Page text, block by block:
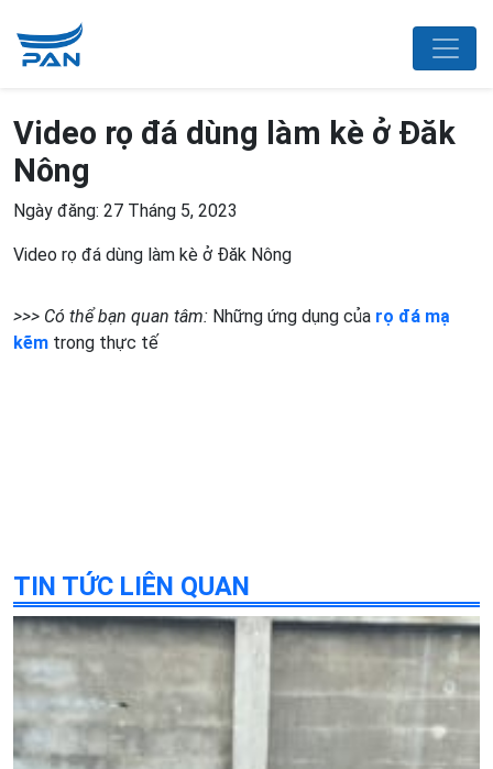
Video rọ đá dùng làm kè ở Đăk
Nông
Ngày đăng: 27 Tháng 5, 2023
Video rọ đá dùng làm kè ở Đăk Nông
>>> Có thể bạn quan tâm: Những ứng dụng của rọ đá mạ
kẽm trong thực tế
TIN TỨC LIÊN QUAN